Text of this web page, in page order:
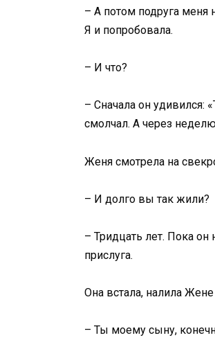
– А потом подруга меня
Я и попробовала.
– И что?
– Сначала он удивился:
смолчал. А через
Женя смотрела на
– И долго вы так жили?
– Тридцать лет. Пока он
прислуга.
Она встала, налила
– Ты моему сыну,